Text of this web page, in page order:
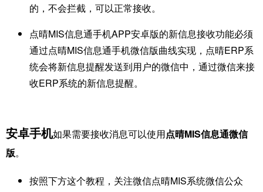
的，不会拦截，可以正常接收。
​点晴MIS信息通手机APP安卓版的新信息接收功能必须
通过点晴MIS信息通手机微信版曲线实现，点晴ERP系
统会将新信息提醒发送到用户的微信中，通过微信来接
收ERP系统的新信息提醒。
安卓手机如果需要接收消息可以使用点晴MIS信息通微信
版。
按照下方这个教程，关注微信点晴MIS系统微信公众